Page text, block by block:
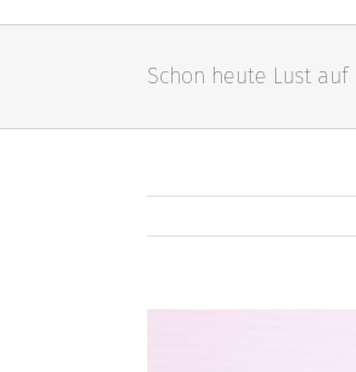
Schon heute Lust